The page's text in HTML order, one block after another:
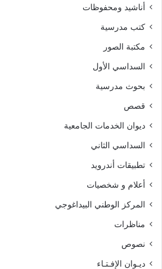
أناشيد ومحفوظات
كتب مدرسية
مكتبة الصور
السداسي الأول
بحوث مدرسية
قصص
ديوان الخدمات الجامعية
السداسي الثاني
تطبيقات أندرويد
أعلام و شخصيات
المركز الوطني البيداغوجي
مناظرات
نصوص
ديـوان الإفـتـاء